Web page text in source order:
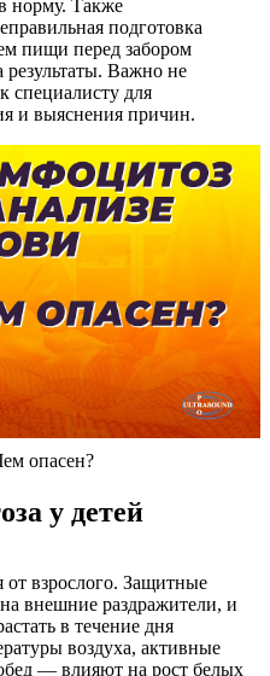
норму. Также
подготовка
пищи перед забором
Важно не
специалисту для
и выяснения причин.
опасен?
у детей
от взрослого. Защитные
внешние раздражители, и
в течение дня
воздуха, активные
— влияют на рост белых